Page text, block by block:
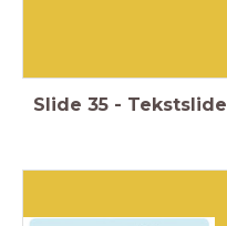
Slide 35 - Tekstslide